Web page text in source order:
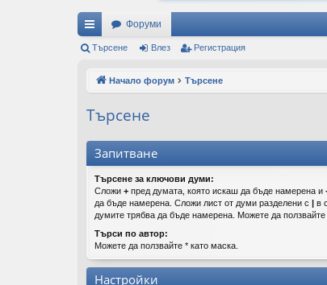
ъ
вр
ъз
ки
Форуми
Търсене Влез Регистрация
Начало форум Търсене
Търсене
Запитване
Търсене за ключови думи:
Сложи + пред думата, която искаш да бъде намерена и
да бъде намерена. Сложи лист от думи разделени с | в
думите трябва да бъде намерена. Можете да ползвайте
Търси по автор:
Можете да ползвайте * като маска.
Настройки